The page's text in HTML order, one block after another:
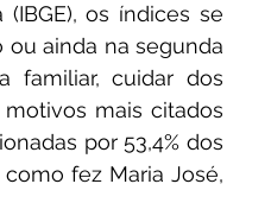
os índices se
ainda na segunda
familiar, cuidar dos
mais citados
por 53,4% dos
fez Maria José,